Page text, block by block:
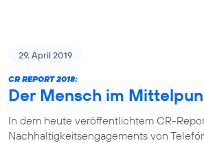
29. April 2019
CR REPORT 2018:
Der Mensch im
In dem heute veröffentlichtem CR-
Nachhaltigkeitsengagements von